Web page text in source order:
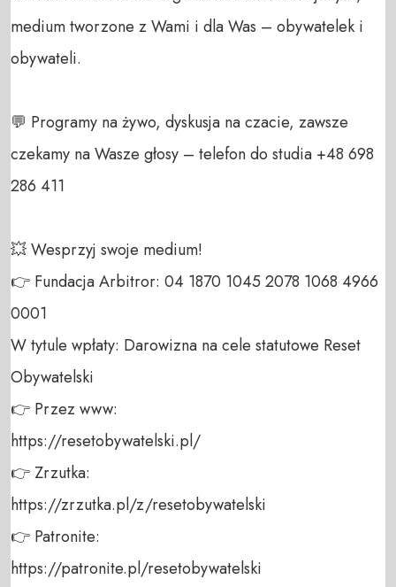
medium tworzone z Wami i dla Was – obywatelek i
obywateli.
💬 Programy na żywo, dyskusja na czacie, zawsze
czekamy na Wasze głosy – telefon do studia +48 698
286 411
💥 Wesprzyj swoje medium!
👉 Fundacja Arbitror: 04 1870 1045 2078 1068 4966
0001
W tytule wpłaty: Darowizna na cele statutowe Reset
Obywatelski
👉 Przez www:
https://resetobywatelski.pl/
👉 Zrzutka:
https://zrzutka.pl/z/resetobywatelski
👉 Patronite:
https://patronite.pl/resetobywatelski